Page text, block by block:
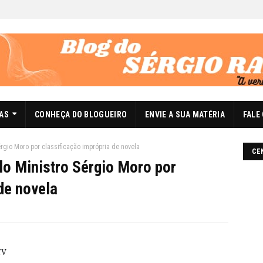
CONHEÇA DO BLOGUEIRO ENVIE A SUA MATÉRIA
Moro por classificação imprópria de novela
Ministro Sérgio Moro por
novela